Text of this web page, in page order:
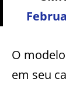
O
em seu